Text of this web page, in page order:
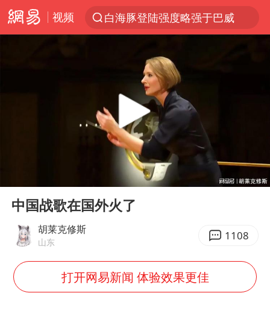
视频
白海豚登陆强度略强于巴威
上半年我国经营主体结构持续优化
《披荆斩棘2026》阵容官宣
杭州机场已取消航班388架次
白海豚北上或致京津冀暴雨
上海有出现龙卷潜势
新疆一婚礼线上邀请引热议
上海大部迎大暴雨
国足U17与阿森纳决赛取消 并列冠军
Play
中国战歌在国外火了
胡莱克修斯
山东 1108
打开网易新闻 体验效果更佳